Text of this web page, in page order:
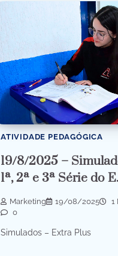
ATIVIDADE PEDAGÓGICA
19/8/2025 –
1ª, 2ª e 3ª Série do
Marketing 19/08/2025
1
0
Simulados – Extra Plus